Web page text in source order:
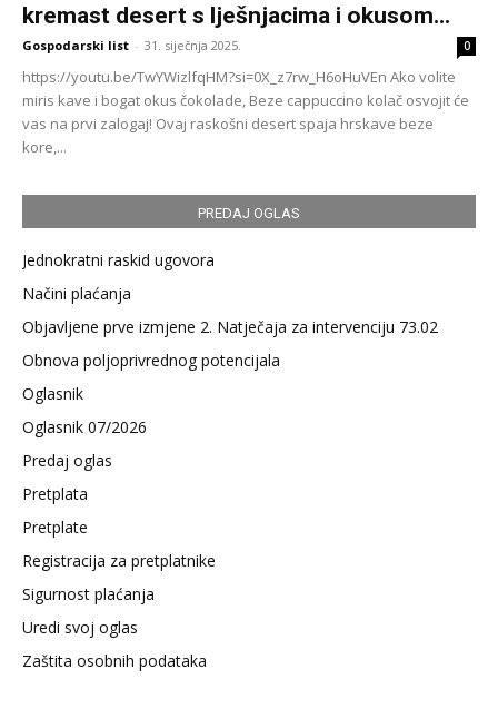
kremast desert s lješnjacima i okusom...
Gospodarski list - 31. siječnja 2025. 0
https://youtu.be/TwYWizlfqHM?si=0X_z7rw_H6oHuVEn Ako volite
miris kave i bogat okus čokolade, Beze cappuccino kolač osvojit će
vas na prvi zalogaj! Ovaj raskošni desert spaja hrskave beze
kore,...
PREDAJ OGLAS
Jednokratni raskid ugovora
Načini plaćanja
Objavljene prve izmjene 2. Natječaja za intervenciju 73.02
Obnova poljoprivrednog potencijala
Oglasnik
Oglasnik 07/2026
Predaj oglas
Pretplata
Pretplate
Registracija za pretplatnike
Sigurnost plaćanja
Uredi svoj oglas
Zaštita osobnih podataka